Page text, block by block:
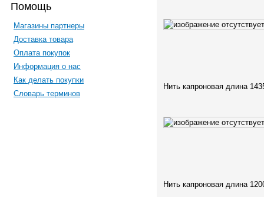
Помощь
Магазины партнеры
Доставка товара
Оплата покупок
Информация о нас
Как делать покупки
Словарь терминов
Нить капроновая длина
Нить капроновая длина